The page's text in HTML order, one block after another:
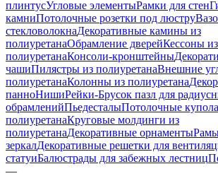
плинтусУгловые элементыРамки для стен
камниПотолочные розетки под люстру
стекловолокнаДекоративные камины из
полиуретанаОбрамление дверейКессоны из
полиуретанаКонсоли-кронштейны
чашиПилястры из полиуретанаВнешние
полиуретанаКолонны из полиуретана
панноНишиРейки-Брусок пазл для
обрамленийПьедесталыПотолочные
полиуретанаКруговые молдинги из
полиуретанаДекоративные орнаменты
зеркалДекоративные решетки для
статуиБалюстрады для забежных лестниц
—